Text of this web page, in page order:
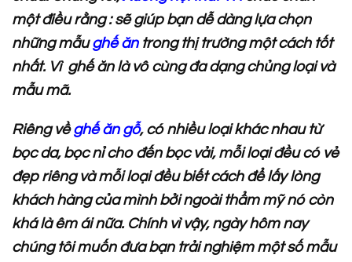
một điều rằng : sẽ giúp bạn dễ dàng lựa chọn
những mẫughế ăntrong thị trường một cách tốt
nhất. Vì ghế ăn là vô cùng đa dạng chủng loại và
mẫu mã.
Riêng vềghế ăn gỗ, có nhiều loại khác nhau từ
bọc da, bọc nỉ cho đến bọc vải, mỗi loại đều có vẻ
đẹp riêng và mỗi loại đều biết cách để lấy lòng
khách hàng của mình bởi ngoài thẩm mỹ nó còn
khá là êm ái nữa. Chính vì vậy, ngày hôm nay
chúng tôi muốn đưa bạn trải nghiệm một số mẫu